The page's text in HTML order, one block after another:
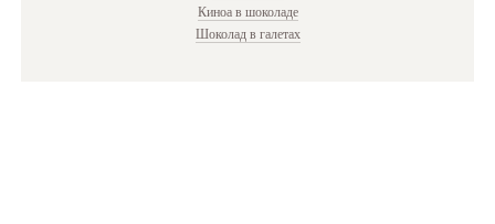
Киноа в шоколаде
Шоколад в галетах